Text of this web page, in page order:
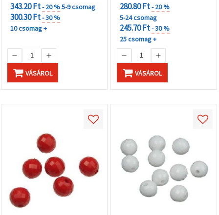
343.20 Ft- 20 %5-9 csomag
300.30 Ft- 30 %
10 csomag +
VÁSÁROL
280.80 Ft- 20 %
5-24 csomag
245.70 Ft- 30 %
25 csomag +
VÁSÁROL